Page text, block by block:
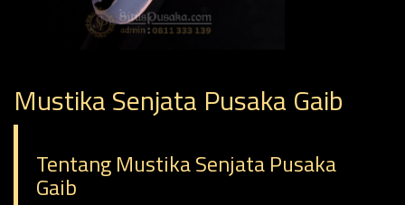
Mustika Senjata Pusaka Gaib
Tentang Mustika Senjata Pusaka
Gaib